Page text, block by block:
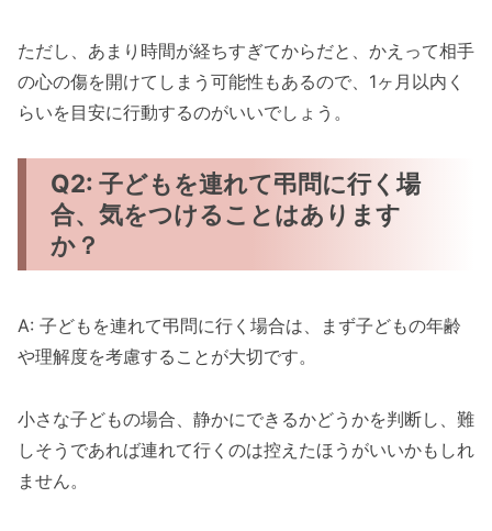
ただし、あまり時間が経ちすぎてからだと、かえって相手
の心の傷を開けてしまう可能性もあるので、1ヶ月以内く
らいを目安に行動するのがいいでしょう。
Q2: 子どもを連れて弔問に行く場
合、気をつけることはあります
か？
A: 子どもを連れて弔問に行く場合は、まず子どもの年齢
や理解度を考慮することが大切です。
小さな子どもの場合、静かにできるかどうかを判断し、難
しそうであれば連れて行くのは控えたほうがいいかもしれ
ません。